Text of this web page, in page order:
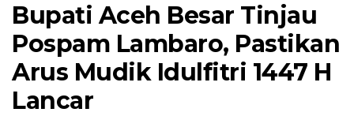
Bupati Aceh Besar Tinjau
Pospam Lambaro, Pastikan
Arus Mudik Idulfitri 1447 H
Lancar